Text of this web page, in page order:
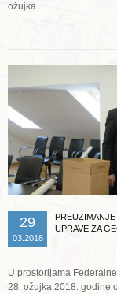
ožujka...
29
03.2018
UPRAVE ZA
U prostorijama
28. ožujka 2018. godine